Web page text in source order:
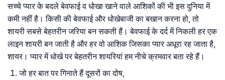
सच्चे प्यार के बदले बेवफाई व धोखा खाने वाले आशिकों की भी इस दुनिया में
कमी नहीं है। किसी की बेवफाई और धोखेबाजी का बखान करना हो, तो
शायरी सबसे बेहतरीन जरिया बन सकती हैं। बेवफाई के दर्द में निकली हर एक
लाइन शायरी बन जाती है और हर वो आशिक जिसका प्यार अधूरा रह जाता है,
शायर। प्यार में धोखे पर बेहतरीन शायरियां हम नीचे क्रमवार बता रहे हैं।
जो हर बात पर गिनाते हैं दूसरों का दोष,